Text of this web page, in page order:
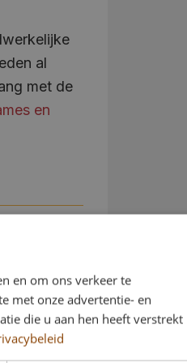
al
met de
en
een
bronnen,
en om ons verkeer te
met onze advertentie- en
die u aan hen heeft verstrekt